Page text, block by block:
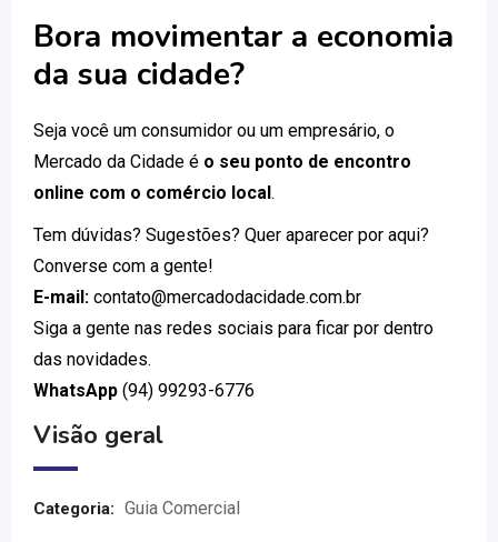
Bora movimentar a economia
da sua cidade?
Seja você um consumidor ou um empresário, o
Mercado da Cidade é o seu ponto de encontro
online com o comércio local.
Tem dúvidas? Sugestões? Quer aparecer por aqui?
Converse com a gente!
E-mail: contato@mercadodacidade.com.br
Siga a gente nas redes sociais para ficar por dentro
das novidades.
WhatsApp (94) 99293-6776
Visão geral
Categoria: Guia Comercial